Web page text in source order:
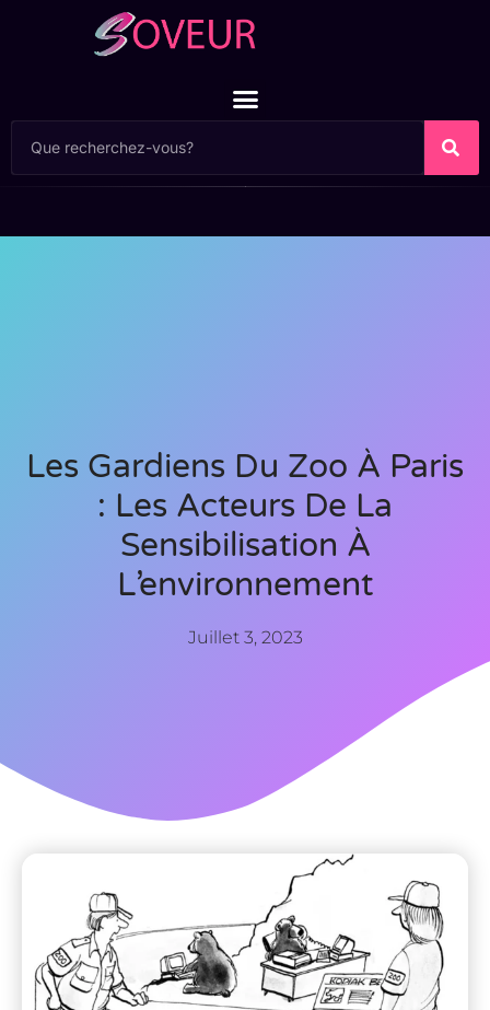
Les Gardiens Du Zoo À Paris
: Les Acteurs De La
Sensibilisation À
L’environnement
Juillet 3, 2023